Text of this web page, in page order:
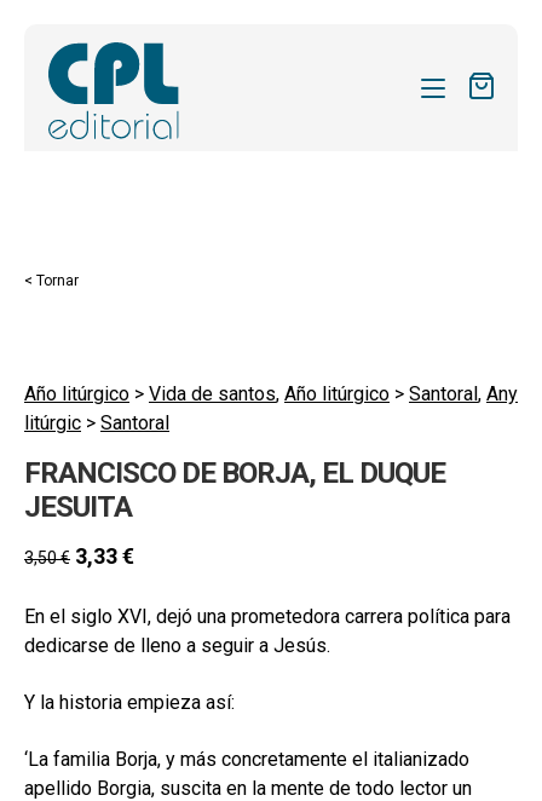
REVISTES
el
ACTUALITAT
BLOG
CONTACTE
EL MEU COMPTE
CERCAR
CAT
ESP
< Tornar
Año litúrgico > Vida de santos, Año litúrgico > Santoral, Any
litúrgic > Santoral
FRANCISCO DE BORJA, EL DUQUE
JESUITA
3,50€ 3,33€
En el siglo XVI, dejó una prometedora carrera política para
dedicarse de lleno a seguir a Jesús.
Y la historia empieza así:
‘La familia Borja, y más concretamente el italianizado
apellido Borgia, suscita en la mente de todo lector un